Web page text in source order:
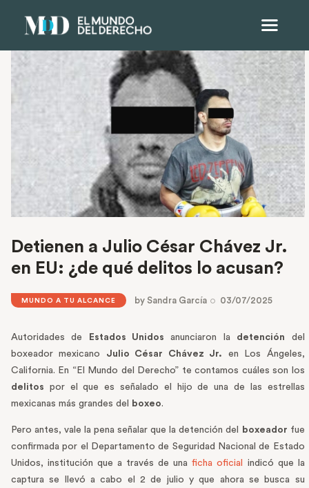
Detienen a Julio César Chávez Jr.
en EU: ¿de qué delitos lo acusan?
MUNDO A TU ALCANCE bySandra García 03/07/2025
Autoridades de Estados Unidos anunciaron la detención del
boxeador mexicano Julio César Chávez Jr. en Los Ángeles,
California. En “El Mundo del Derecho” te contamos cuáles son los
delitos por el que es señalado el hijo de una de las estrellas
mexicanas más grandes del
boxeo.
Pero antes, vale la pena señalar que la detención del boxeador fue
confirmada por el Departamento de Seguridad Nacional de Estado
Unidos, institución que a través de unaficha oficial
indicó que la
captura se llevó a cabo el 2 de julio y que ahora se busca su